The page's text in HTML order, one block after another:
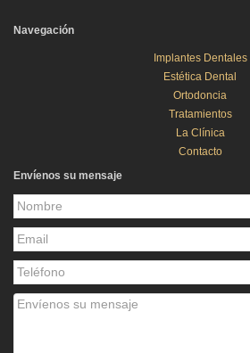
Navegación
Implantes Dentales
Estética Dental
Ortodoncia
Tratamientos
La Clínica
Contacto
Envíenos su mensaje